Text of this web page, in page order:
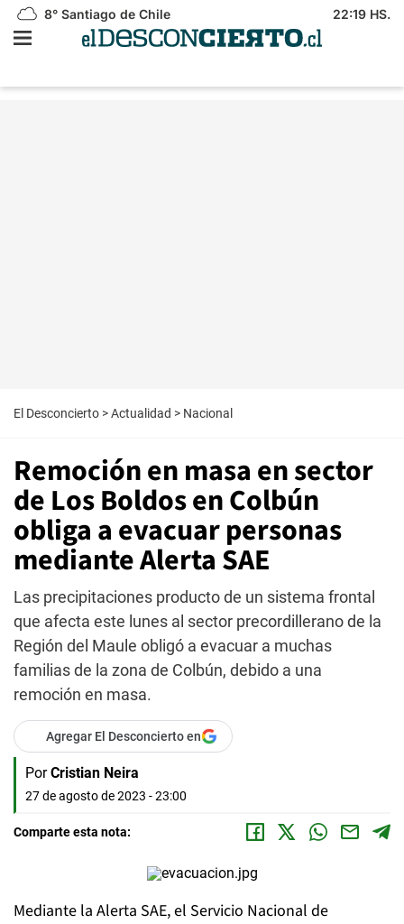
8° Santiago de Chile 22:19 HS.
El Desconcierto >Actualidad > Nacional
Remoción en masa en sector
de Los Boldos en Colbún
obliga a evacuar personas
mediante Alerta SAE
Las precipitaciones producto de un sistema frontal
que afecta este lunes al sector precordillerano de la
Región del Maule obligó a evacuar a muchas
familias de la zona de Colbún, debido a una
remoción en masa.
Agregar El Desconcierto en
Por Cristian Neira
27 de agosto de 2023 - 23:00
Comparte esta nota:
Mediante la Alerta SAE, el Servicio Nacional de